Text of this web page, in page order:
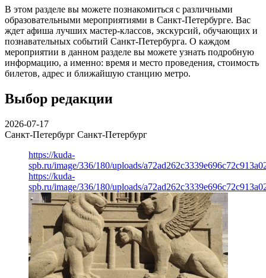
В этом разделе вы можете познакомиться с различными
образовательными мероприятиями в Санкт-Петербурге. Вас
ждет афиша лучших мастер-классов, экскурсий, обучающих и
познавательных событий Санкт-Петербурга. О каждом
мероприятии в данном разделе вы можете узнать подробную
информацию, а именно: время и место проведения, стоимость
билетов, адрес и ближайшую станцию метро.
Выбор редакции
2026-07-17
Санкт-Петербург Санкт-Петербург
https://kuda-
spb.ru/image/336/180/uploads/
https://kuda-
spb.ru/image/336/180/uploads/